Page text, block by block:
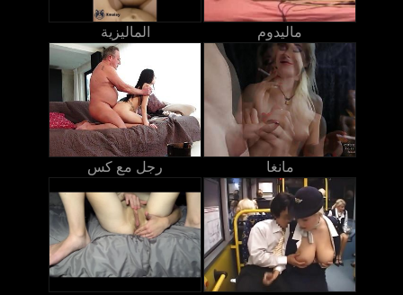
الماليزية ماليدوم
رجل مع كس مانغا